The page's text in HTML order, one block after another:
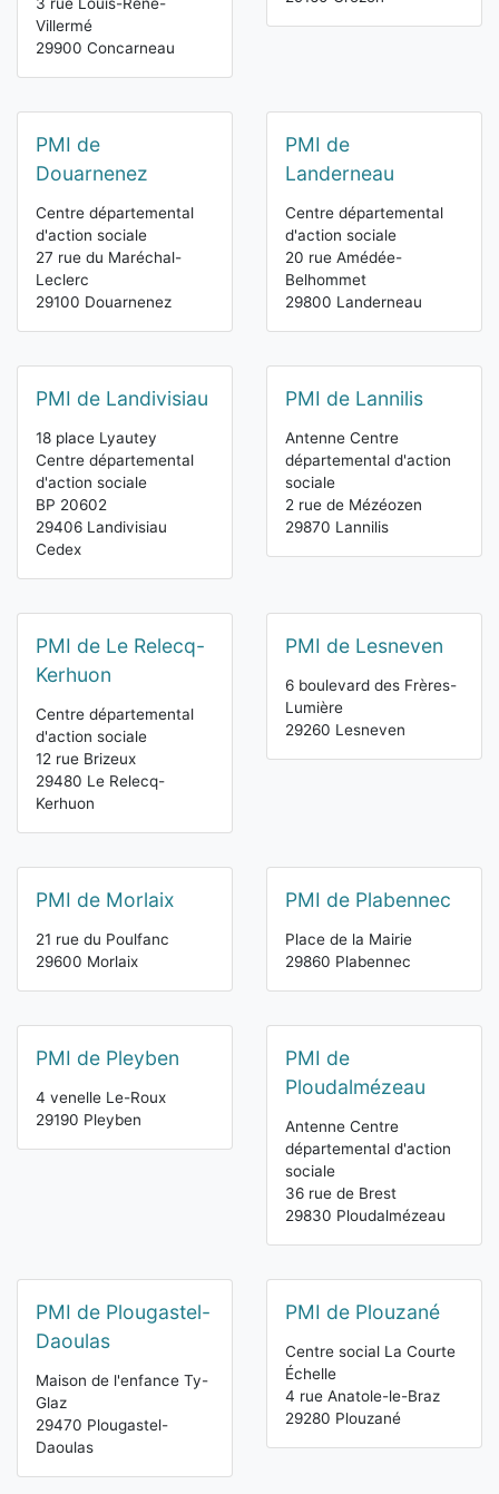
3 rue Louis-René-
Villermé
29900 Concarneau
PMI de
Douarnenez
Centre départemental
d'action sociale
27 rue du Maréchal-
Leclerc
29100 Douarnenez
PMI de
Landerneau
Centre départemental
d'action sociale
20 rue Amédée-
Belhommet
29800 Landerneau
PMI de Landivisiau
18 place Lyautey
Centre départemental
d'action sociale
BP 20602
29406 Landivisiau
Cedex
PMI de Lannilis
Antenne Centre
départemental d'action
sociale
2 rue de Mézéozen
29870 Lannilis
PMI de Le Relecq-
Kerhuon
Centre départemental
d'action sociale
12 rue Brizeux
29480 Le Relecq-
Kerhuon
PMI de Lesneven
6 boulevard des Frères-
Lumière
29260 Lesneven
PMI de Morlaix
21 rue du Poulfanc
29600 Morlaix
PMI de Plabennec
Place de la Mairie
29860 Plabennec
PMI de Pleyben
4 venelle Le-Roux
29190 Pleyben
PMI de
Ploudalmézeau
Antenne Centre
départemental d'action
sociale
36 rue de Brest
29830 Ploudalmézeau
PMI de Plougastel-
Daoulas
Maison de l'enfance Ty-
Glaz
29470 Plougastel-
Daoulas
PMI de Plouzané
Centre social La Courte
Échelle
4 rue Anatole-le-Braz
29280 Plouzané